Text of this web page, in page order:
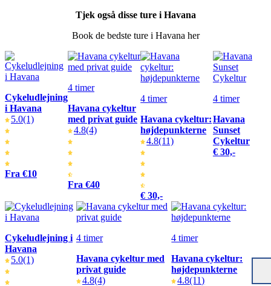
Tjek også disse ture i Havana
Book de bedste ture i Havana her
Cykeludlejning
i Havana
5.0(1)
Fra €10
4 timer
Havana cykeltur
med privat guide
4.8(4)
Fra €40
4 timer
Havana cykeltur:
højdepunkterne
4.8(11)
€ 30,-
4 timer
Havana
Sunset
Cykeltur
€ 30,-
Cykeludlejning i
Havana
5.0(1)
4 timer
Havana cykeltur med
privat guide
4.8(4)
4 timer
Havana cykeltur:
højdepunkterne
4.8(11)